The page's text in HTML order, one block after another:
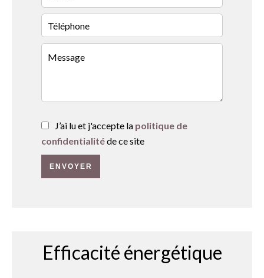
J’ai lu et j'accepte la politique de
confidentialitéde ce site
ENVOYER
Efficacité énergétique